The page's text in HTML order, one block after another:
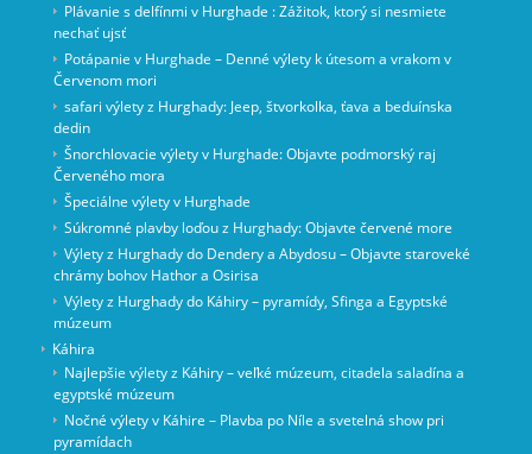
Plávanie s delfínmi v Hurghade : Zážitok, ktorý si nesmiete
nechať ujsť
Potápanie v Hurghade – Denné výlety k útesom a vrakom v
Červenom mori
safari výlety z Hurghady: Jeep, štvorkolka, ťava a beduínska
dedin
Šnorchlovacie výlety v Hurghade: Objavte podmorský raj
Červeného mora
Špeciálne výlety v Hurghade
Súkromné ​​plavby loďou z Hurghady: Objavte červené more
Výlety z Hurghady do Dendery a Abydosu – Objavte staroveké
chrámy bohov Hathor a Osirisa
Výlety z Hurghady do Káhiry – pyramídy, Sfinga a Egyptské
múzeum
Káhira
Najlepšie výlety z Káhiry – veľké múzeum, citadela saladína a
egyptské múzeum
Nočné výlety v Káhire – Plavba po Níle a svetelná show pri
pyramídach